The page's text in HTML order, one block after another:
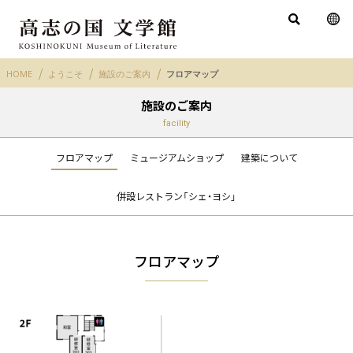
HOME ようこそ 施設のご案内 フロアマップ
施設のご案内
facility
フロアマップ ミュージアムショップ 建築について
併設レストラン「シェ・ヨシ」
フロアマップ